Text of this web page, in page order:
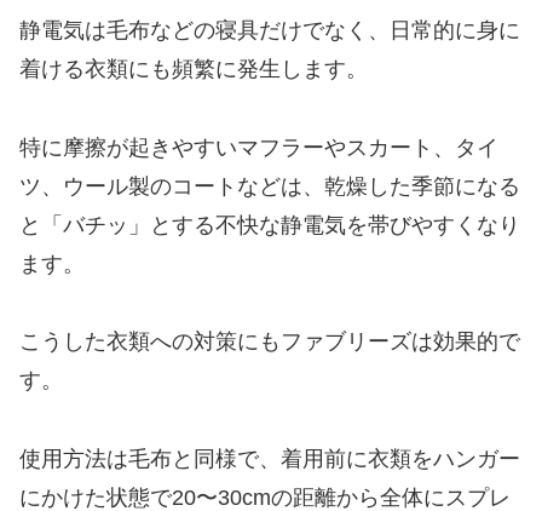
静電気は毛布などの寝具だけでなく、日常的に身に
着ける衣類にも頻繁に発生します。
特に摩擦が起きやすいマフラーやスカート、タイ
ツ、ウール製のコートなどは、乾燥した季節になる
と「バチッ」とする不快な静電気を帯びやすくなり
ます。
こうした衣類への対策にもファブリーズは効果的で
す。
使用方法は毛布と同様で、着用前に衣類をハンガー
にかけた状態で20〜30cmの距離から全体にスプレ